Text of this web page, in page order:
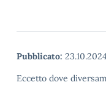
Pubblicato: 23.10.2024
Eccetto dove